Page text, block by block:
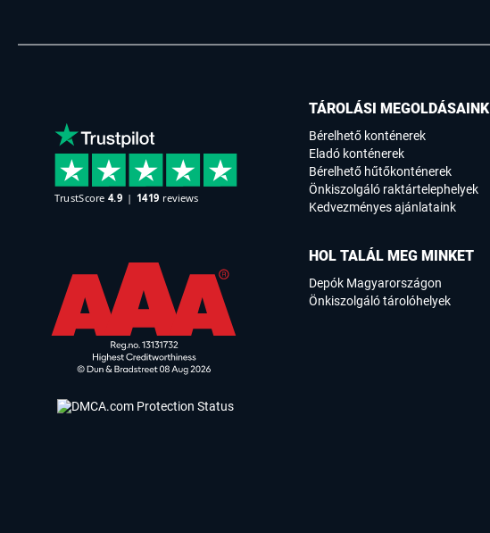
TÁROLÁSI MEGOLDÁSAINK
Bérelhető konténerek
Eladó konténerek
Bérelhető hűtőkonténerek
Önkiszolgáló raktártelephelyek
Kedvezményes ajánlataink
HOL TALÁL MEG MINKET
Depók Magyarországon
Önkiszolgáló tárolóhelyek